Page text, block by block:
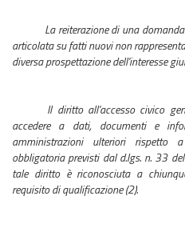
La reiterazione di una domanda
articolata su fatti nuovi non
diversa prospettazione dell'interesse
Il diritto all'accesso civico
accedere a dati, documenti e
amministrazioni ulteriori rispetto
obbligatoria previsti dal d.lgs. n. 33
tale diritto è riconosciuta a
requisito di qualificazione (2).